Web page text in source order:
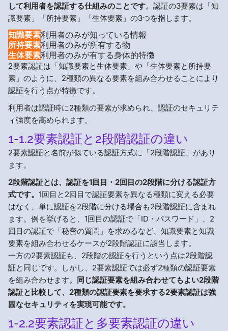
して利用者を認証する仕組みのことです。 認証の3要素は「知
識要素」「所持要素」「生体要素」の3つを指します。
知識要素利用者のみが知っている情報
所持要素利用者のみが所有する物
生体要素利用者のみが有する身体的特徴
2要素認証は「知識要素と生体要素」や「生体要素と所持要
素」のように、2種類の異なる要素を組み合わせることにより
認証を行う点が特徴です。
利用者は認証時に2種類の要素が求められ、認証のセキュリテ
ィ強度を高められます。
1-1.2要素認証と2段階認証の違い
2要素認証と名前が似ている認証方式に「2段階認証」があり
ます。
2段階認証とは、認証を1回目・2回目の2段階に分ける認証方
式です。 1回目と2回目で認証要素を異なる種類に変える必要
はなく、単に認証を2段階に分ける場合も2段階認証に含まれ
ます。例を挙げると、1回目の認証で「ID・パスワード」、2
回目の認証で「秘密の質問」を求めるなど、知識要素と知識
要素を組み合わせるケースが2段階認証に該当します。
一方の2要素認証も、2段階の認証を行うという点は2段階認
証と同じです。しかし、2要素認証では必ず2種類の認証要素
を組み合わせます。 同じ認証要素を組み合わせてもよい2段階
認証と比較して、2種類の認証要素を要求する2要素認証は強
固なセキュリティを実現可能です。
1-2.2要素認証と多要素認証の違い